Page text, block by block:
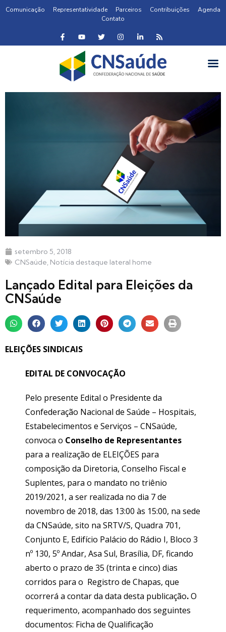
Comunicação Representatividade Parceiros Contribuições
Agenda
Contato
setembro 5, 2018
CNSaúde, Notícia destaque lateral home
Lançado Edital para Eleições da
CNSaúde
ELEIÇÕES SINDICAIS
EDITAL DE CONVOCAÇÃO
Pelo presente Edital o Presidente da
Confederação Nacional de Saúde – Hospitais,
Estabelecimentos e Serviços – CNSaúde,
convoca o Conselho de Representantes
para a realização de ELEIÇÕES para
composição da Diretoria, Conselho Fiscal e
Suplentes, para o mandato no triênio
2019/2021, a ser realizada no dia 7 de
novembro de 2018, das 13:00 às 15:00, na sede
da CNSaúde, sito na SRTV/S, Quadra 701,
Conjunto E, Edifício Palácio do Rádio I, Bloco 3
nº 130, 5º Andar, Asa Sul, Brasília, DF, ficando
aberto o prazo de 35 (trinta e cinco) dias
corridos para o Registro de Chapas, que
ocorrerá a contar da data desta publicação.O
requerimento, acompanhado dos seguintes
documentos: Ficha de Qualificação